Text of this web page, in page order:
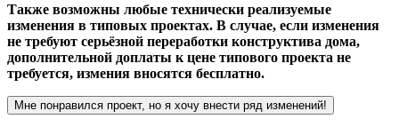
Также возможны любые технически реализуемые
изменения в типовых проектах. В случае, если изменения
не требуют серьёзной переработки конструктива дома,
дополнительной доплаты к цене типового проекта не
требуется, измения вносятся бесплатно.
Мне понравился проект, но я хочу внести ряд изменений!